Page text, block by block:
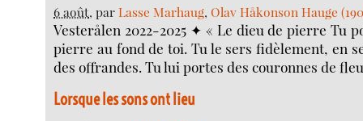
6 août, parLasse Marhaug,Olav Håkonson Hauge
Vesterålen 2022-2025 ✦ « Le dieu de pierre Tu
pierre au fond de toi. Tu le sers fidèlement, en
des offrandes. Tu lui portes des couronnes de
Lorsque les sons ont lieu